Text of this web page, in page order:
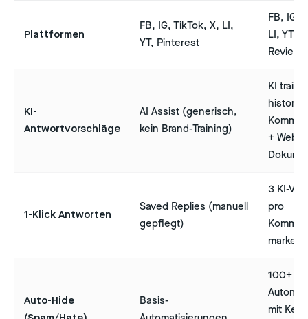
Plattformen
FB, IG, TikTok, X, LI,
YT, Pinterest
FB, IG,
LI, YT,
Reviews
KI-
Antwortvorschläge
AI Assist (generisch,
kein Brand-Training)
KI
+
1-Klick Antworten
Saved Replies (manuell
gepflegt)
3 KI-
pro
Auto-Hide
Basis-
100+
mit